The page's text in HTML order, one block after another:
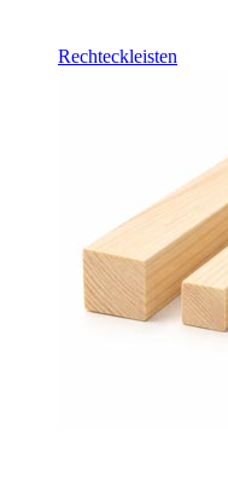
Rechteckleisten